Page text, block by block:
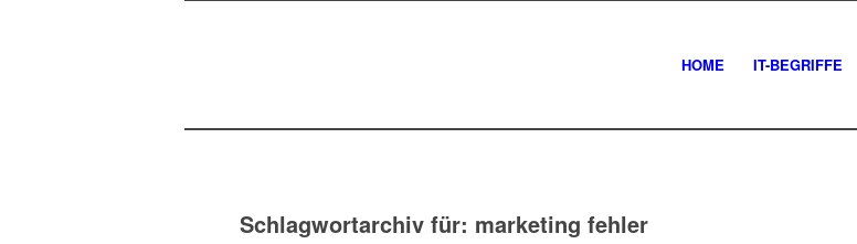
HOME IT-BEGRIFFE
Schlagwortarchiv für: marketing fehler